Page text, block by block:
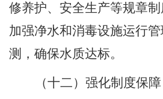
修养护、安全生产等规章制
加强净水和消毒设施运行
测，确保水质达标。
（十二）强化制度保障